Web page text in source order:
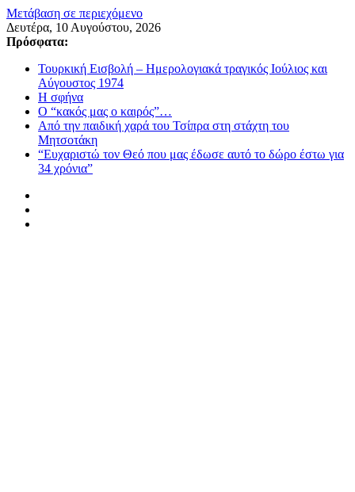
Μετάβαση σε περιεχόμενο
Δευτέρα, 10 Αυγούστου, 2026
Πρόσφατα:
Τουρκική Εισβολή – Ημερολογιακά τραγικός Ιούλιος και
Αύγουστος 1974
Η σφήνα
Ο “κακός μας ο καιρός”…
Από την παιδική χαρά του Τσίπρα στη στάχτη του
Μητσοτάκη
“Ευχαριστώ τον Θεό που μας έδωσε αυτό το δώρο έστω για
34 χρόνια”